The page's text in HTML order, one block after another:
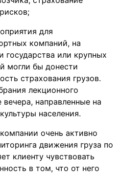
для
компаний, на
государства или крупных
могли бы донести
страхования грузов.
лекционного
направленные на
населения.
очень активно
движения груза по
клиенту чувствовать
в том, что от него